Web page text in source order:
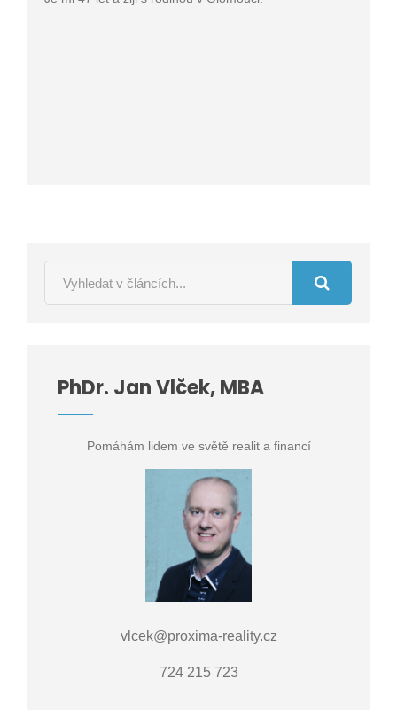
PhDr. Jan Vlček, MBA
Pomáhám lidem ve světě realit a financí
vlcek@proxima-reality.cz
724 215 723